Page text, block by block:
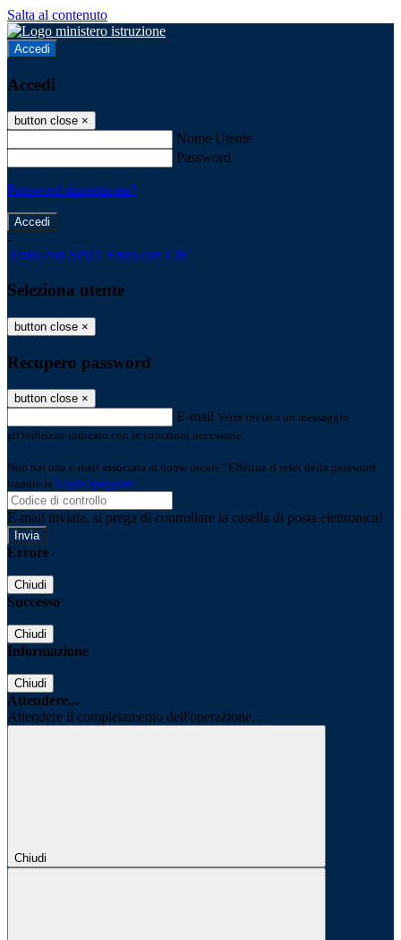
Salta al contenuto
Accedi
Accedi
button close ×
Nome Utente
Password
Password dimenticata?
-
Entra con SPID Entra con CIE
Seleziona utente
button close ×
Recupero password
button close ×
E-mail Verrà inviato un messaggio
all'indirizzo indicato con le istruzioni necessarie.
Non hai una e-mail associata al nome utente? Effettua il reset della password
tramite la Login Spaggiari
E-mail inviata, si prega di controllare la casella di posta elettronica!
Errore
Chiudi
Successo
Chiudi
Informazione
Chiudi
Attendere...
Attendere il completamento dell'operazione...
Chiudi